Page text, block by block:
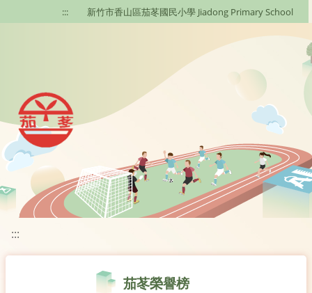
移至網頁之主要內容區位置
::: 新竹市香山區茄苳國民小學 Jiadong Primary School
:::
茄苳榮譽榜